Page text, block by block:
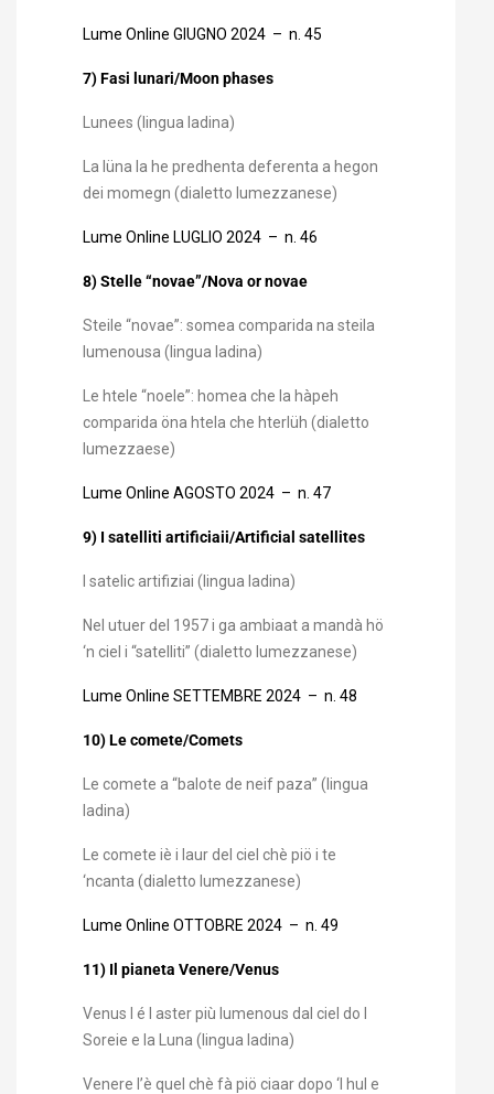
Lume Online GIUGNO 2024 – n. 45
7) Fasi lunari/Moon phases
Lunees (lingua ladina)
La lüna la he predhenta deferenta a hegon
dei momegn (dialetto lumezzanese)
Lume Online LUGLIO 2024 – n. 46
8) Stelle “novae”/Nova or novae
Steile “novae”: somea comparida na steila
lumenousa (lingua ladina)
Le htele “noele”: homea che la hàpeh
comparida öna htela che hterlüh (dialetto
lumezzaese)
Lume Online AGOSTO 2024 – n. 47
9) I satelliti artificiaii/Artificial satellites
I satelic artifiziai (lingua ladina)
Nel utuer del 1957 i ga ambiaat a mandà hö
‘n ciel i “satelliti” (dialetto lumezzanese)
Lume Online SETTEMBRE 2024 – n. 48
10) Le comete/Comets
Le comete a “balote de neif paza” (lingua
ladina)
Le comete iè i laur del ciel chè piö i te
‘ncanta (dialetto lumezzanese)
Lume Online OTTOBRE 2024 – n. 49
11) Il pianeta Venere/Venus
Venus l é l aster più lumenous dal ciel do l
Soreie e la Luna (lingua ladina)
Venere l’è quel chè fà piö ciaar dopo ‘l hul e